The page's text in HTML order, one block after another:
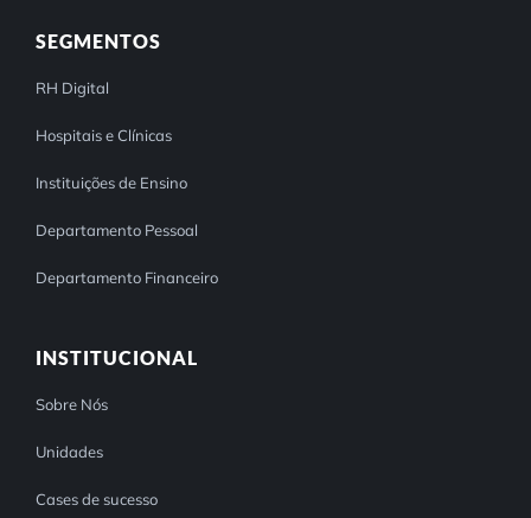
SEGMENTOS
RH Digital
Hospitais e Clínicas
Instituições de Ensino
Departamento Pessoal
Departamento Financeiro
INSTITUCIONAL
Sobre Nós
Unidades
Cases de sucesso